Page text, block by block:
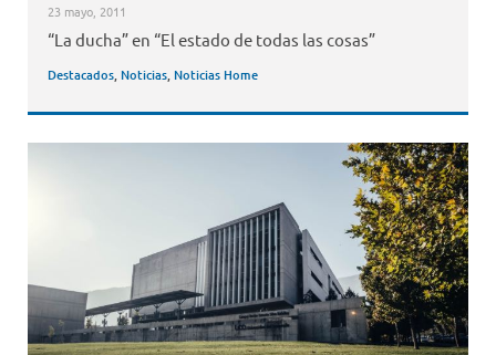
23 mayo, 2011
“La ducha” en “El estado de todas las cosas”
Destacados, Noticias, Noticias Home